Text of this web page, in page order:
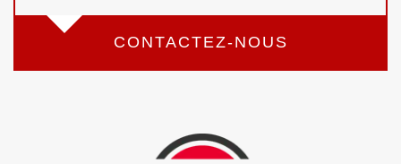
CONTACTEZ-NOUS